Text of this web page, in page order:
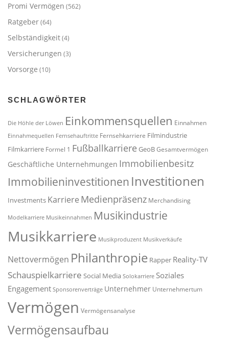
Promi Vermögen (562)
Ratgeber(64)
Selbständigkeit(4)
Versicherungen (3)
Vorsorge (10)
SCHLAGWÖRTER
Die Höhle der Löwen Einkommensquellen Einnahmen
Einnahmequellen Fernsehauftritte Fernsehkarriere Filmindustrie
Filmkarriere Formel 1 Fußballkarriere GeoBGesamtvermögen
Geschäftliche Unternehmungen Immobilienbesitz
Immobilieninvestitionen Investitionen
Investments Karriere Medienpräsenz Merchandising
Modelkarriere Musikeinnahmen Musikindustrie
Musikkarriere Musikproduzent Musikverkäufe
Nettovermögen Philanthropie Rapper Reality-TV
Schauspielkarriere Social Media Solokarriere Soziales
Engagement Sponsorenverträge Unternehmer Unternehmertum
Vermögen Vermögensanalyse
Vermögensaufbau